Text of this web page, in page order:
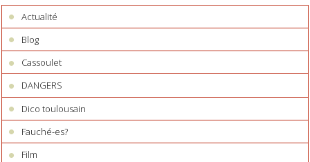
Actualité
Blog
Cassoulet
DANGERS
Dico toulousain
Fauché-es?
Film